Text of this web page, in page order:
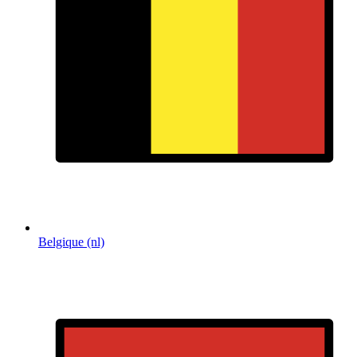
Belgique (nl)